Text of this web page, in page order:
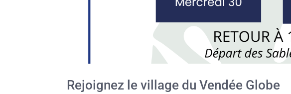
Rejoignez le village du Vendée Globe